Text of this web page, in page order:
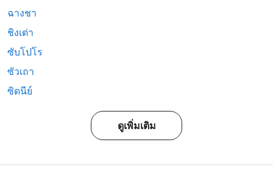
ฉางชา
ชิงเต่า
ซับโปโร
ซัวเถา
ซิดนีย์
ดูเพิ่มเติม